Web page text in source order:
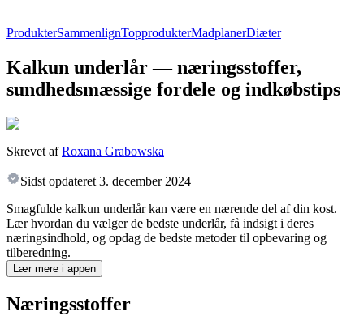
ProdukterSammenlignTopprodukterMadplanerDiæter
Kalkun underlår — næringsstoffer,
sundhedsmæssige fordele og indkøbstips
Skrevet af Roxana Grabowska
Sidst opdateret 3. december 2024
Smagfulde kalkun underlår kan være en nærende del af din kost.
Lær hvordan du vælger de bedste underlår, få indsigt i deres
næringsindhold, og opdag de bedste metoder til opbevaring og
tilberedning.
Lær mere i appen
Næringsstoffer